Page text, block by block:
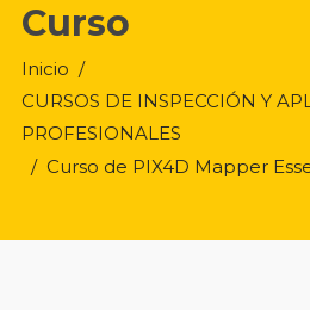
Curso
Inicio /
CURSOS DE INSPECCIÓN Y
PROFESIONALES
/ Curso de PIX4D Mapper